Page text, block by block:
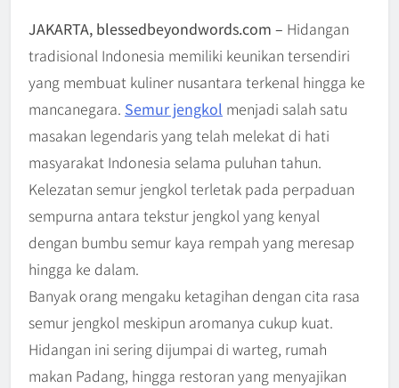
JAKARTA, blessedbeyondwords.com – Hidangan
tradisional Indonesia memiliki keunikan tersendiri
yang membuat kuliner nusantara terkenal hingga ke
mancanegara. Semur jengkol menjadi salah satu
masakan legendaris yang telah melekat di hati
masyarakat Indonesia selama puluhan tahun.
Kelezatan semur jengkol terletak pada perpaduan
sempurna antara tekstur jengkol yang kenyal
dengan bumbu semur kaya rempah yang meresap
hingga ke dalam.
Banyak orang mengaku ketagihan dengan cita rasa
semur jengkol meskipun aromanya cukup kuat.
Hidangan ini sering dijumpai di warteg, rumah
makan Padang, hingga restoran yang menyajikan